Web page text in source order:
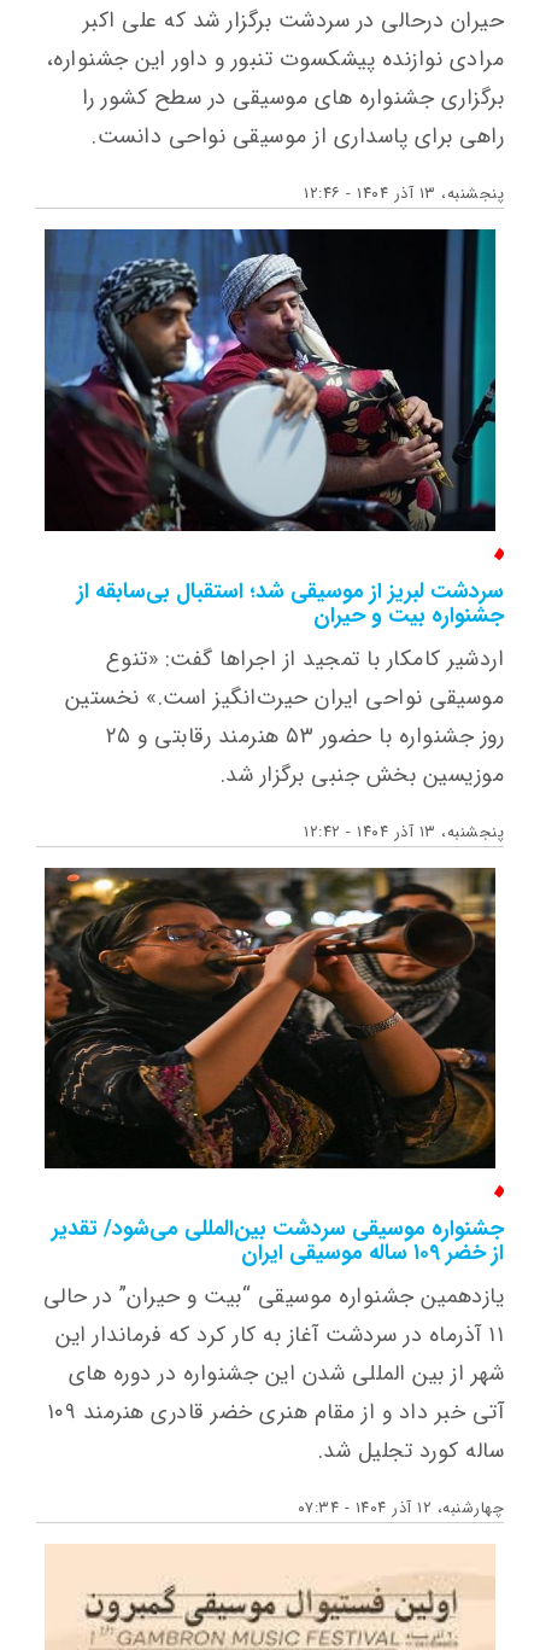
حیران درحالی در سردشت برگزار شد که علی اکبر
مرادی نوازنده پیشکسوت تنبور و داور این جشنواره،
برگزاری جشنواره های موسیقی در سطح کشور را
راهی برای پاسداری از موسیقی نواحی دانست.
پنجشنبه، ۱۳ آذر ۱۴۰۴ - ۱۲:۴۶
سردشت لبریز از موسیقی شد؛ استقبال بی‌سابقه از
جشنواره بیت و حیران
اردشیر کامکار با تمجید از اجراها گفت: «تنوع
موسیقی نواحی ایران حیرت‌انگیز است.» نخستین
روز جشنواره با حضور ۵۳ هنرمند رقابتی و ۲۵
موزیسین بخش جنبی برگزار شد.
پنجشنبه، ۱۳ آذر ۱۴۰۴ - ۱۲:۴۲
جشنواره موسیقی سردشت بین‌المللی می‌شود/ تقدیر
از خضر ۱۰۹ ساله موسیقی ایران
یازدهمین جشنواره موسیقی “بیت و حیران” در حالی
۱۱ آذرماه در سردشت آغاز به کار کرد که فرماندار این
شهر از بین المللی شدن این جشنواره در دوره های
آتی خبر داد و از مقام هنری خضر قادری هنرمند ۱۰۹
ساله کورد تجلیل شد.
چهارشنبه، ۱۲ آذر ۱۴۰۴ - ۰۷:۳۴